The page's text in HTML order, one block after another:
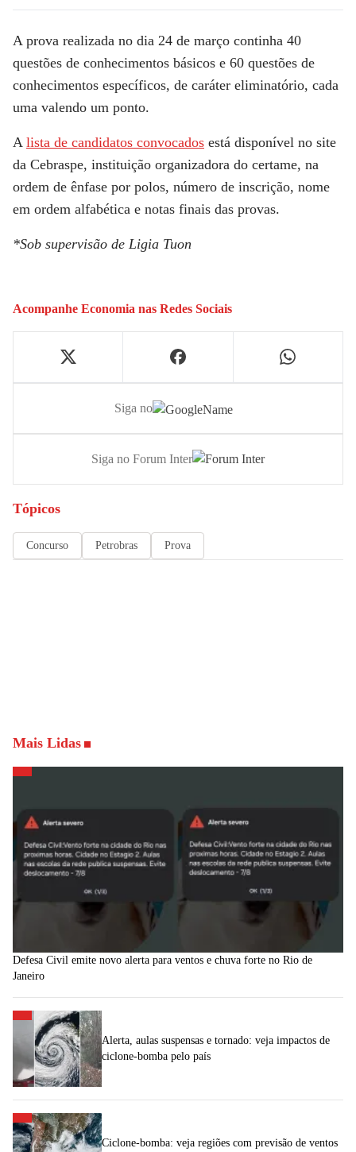
A prova realizada no dia 24 de março continha 40
questões de conhecimentos básicos e 60 questões de
conhecimentos específicos, de caráter eliminatório, cada
uma valendo um ponto.
A lista de candidatos convocados está disponível no site
da Cebraspe, instituição organizadora do certame, na
ordem de ênfase por polos, número de inscrição, nome
em ordem alfabética e notas finais das provas.
*Sob supervisão de Ligia Tuon
Acompanhe Economia nas Redes Sociais
Siga no
Siga no Forum Inter
Tópicos
Concurso Petrobras Prova
Mais Lidas
Defesa Civil emite novo alerta para ventos e chuva forte no Rio de
Janeiro
Alerta, aulas suspensas e tornado: veja impactos de
ciclone-bomba pelo país
Ciclone-bomba: veja regiões com previsão de ventos